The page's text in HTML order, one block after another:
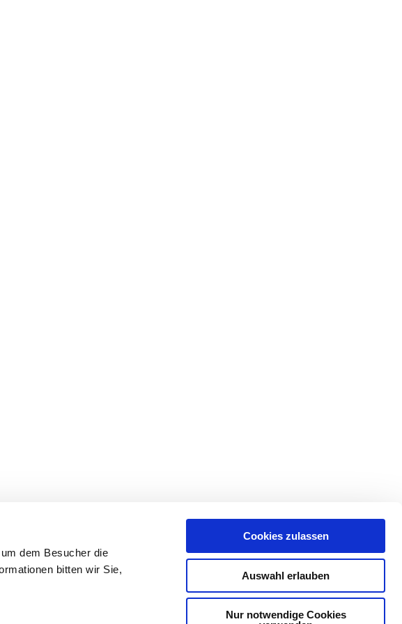
dem Besucher die
bitten wir Sie,
Cookies zulassen
Auswahl erlauben
Nur notwendige Cookies